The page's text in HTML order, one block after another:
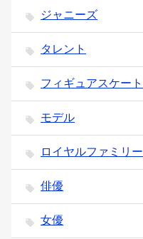
ジャニーズ
タレント
フィギュアスケート
モデル
ロイヤルファミリー
俳優
女優